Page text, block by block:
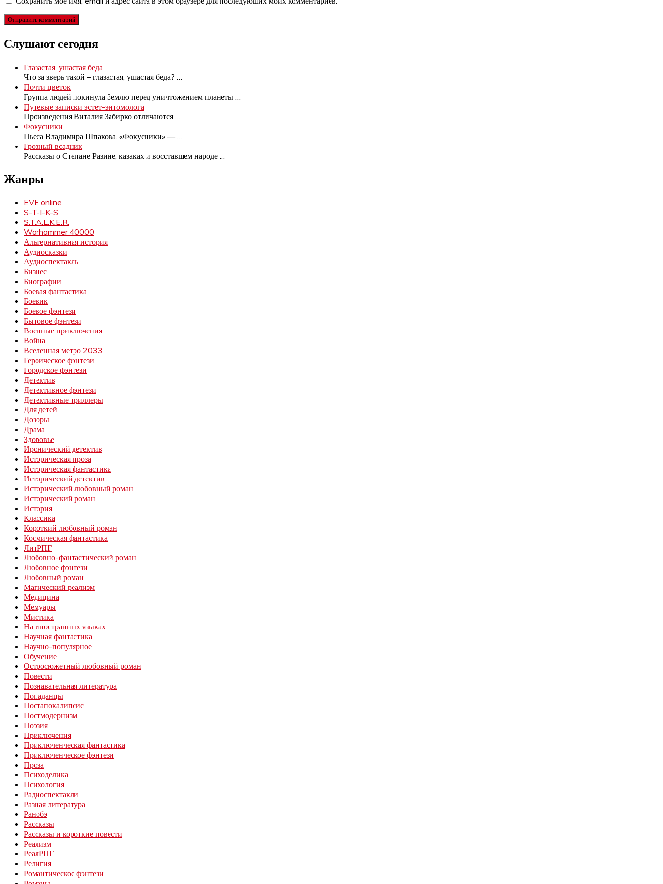
Слушают сегодня
Глазастая, ушастая беда
Что за зверь такой – глазастая, ушастая беда?
Почти цветок
Группа людей покинула Землю перед уничтожением планеты
Путевые записки эстет-энтомолога
Произведения Виталия Забирко отличаются
Фокусники
Пьеса Владимира Шпакова. «Фокусники» —
Грозный всадник
Рассказы о Степане Разине, казаках и восставшем народе
Жанры
EVE online
S-T-I-K-S
S.T.A.L.K.E.R.
Warhammer 40000
Альтернативная история
Аудиосказки
Аудиоспектакль
Бизнес
Биографии
Боевая фантастика
Боевик
Боевое фэнтези
Бытовое фэнтези
Военные приключения
Война
Вселенная метро 2033
Героическое фэнтези
Городское фэнтези
Детектив
Детективное фэнтези
Детективные триллеры
Для детей
Дозоры
Драма
Здоровье
Иронический детектив
Историческая проза
Историческая фантастика
Исторический детектив
Исторический любовный роман
Исторический роман
История
Классика
Короткий любовный роман
Космическая фантастика
ЛитРПГ
Любовно-фантастический роман
Любовное фэнтези
Любовный роман
Магический реализм
Медицина
Мемуары
Мистика
На иностранных языках
Научная фантастика
Научно-популярное
Обучение
Остросюжетный любовный роман
Повести
Познавательная литература
Попаданцы
Постапокалипсис
Постмодернизм
Поэзия
Приключения
Приключенческая фантастика
Приключенческое фэнтези
Проза
Психоделика
Психология
Радиоспектакли
Разная литература
Ранобэ
Рассказы
Рассказы и короткие повести
Реализм
РеалРПГ
Религия
Романтическое фэнтези